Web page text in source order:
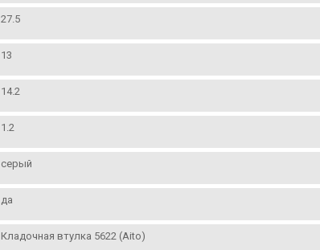
27.5
13
14.2
1.2
серый
да
Кладочная втулка 5622 (Aito)